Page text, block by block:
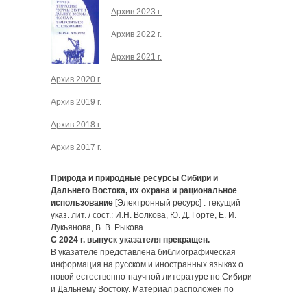
Архив 2023 г.
Архив 2022 г.
Архив 2021 г.
Архив 2020 г.
Архив 2019 г.
Архив 2018 г.
Архив 2017 г.
Природа и природные ресурсы Сибири и
Дальнего Востока, их охрана и рациональное
использование [Электронный ресурс] : текущий
указ. лит. / сост.: И.Н. Волкова, Ю. Д. Горте, Е. И.
Лукьянова, В. В. Рыкова.
С 2024 г. выпуск указателя прекращен.
В указателе представлена библиографическая
информация на русском и иностранных языках о
новой естественно-научной литературе по Сибири
и Дальнему Востоку. Материал расположен по